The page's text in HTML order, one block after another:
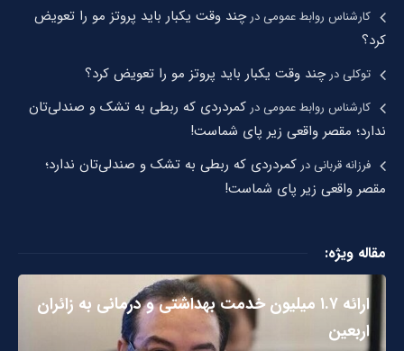
کارشناس روابط عمومیدرچند وقت یکبار باید پروتز مو را تعویض
کرد؟
توکلیدرچند وقت یکبار باید پروتز مو را تعویض کرد؟
کارشناس روابط عمومیدر کمردردی که ربطی به تشک و صندلی‌تان
ندارد؛ مقصر واقعی زیر پای شماست!
فرزانه قربانیدر کمردردی که ربطی به تشک و صندلی‌تان ندارد؛
مقصر واقعی زیر پای شماست!
مقاله ویژه:
ارائه ۱.۷ میلیون خدمت بهداشتی و درمانی به زائران
اربعین